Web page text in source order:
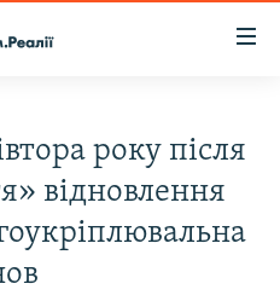
року після
відновлення